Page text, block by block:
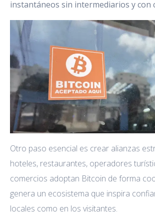
instantáneos sin intermediarios y con
Otro paso esencial es crear alianzas
hoteles, restaurantes, operadores
comercios adoptan Bitcoin de forma
genera un ecosistema que inspira
locales como en los visitantes.